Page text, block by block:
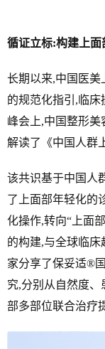
循证立标:构建上面
长期以来,中国医美
的规范化指引,临
峰会上,中国整形
解读了《中国人群
该共识基于中国人
了上面部年轻化的
化操作,转向“上面
的构建,与全球临
家分享了保妥适®
究,分别从自然度
部多部位联合治疗